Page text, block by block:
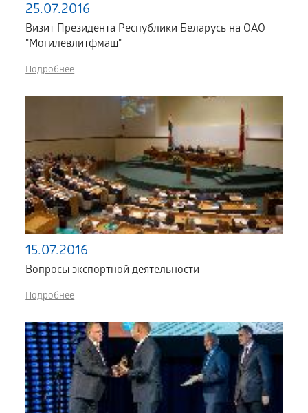
25.07.2016
Визит Президента Республики Беларусь на ОАО
"Могилевлитфмаш"
Подробнее
15.07.2016
Вопросы экспортной деятельности
Подробнее